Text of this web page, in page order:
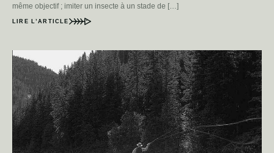
même objectif ; imiter un insecte à un stade de […]
LIRE L’ARTICLE